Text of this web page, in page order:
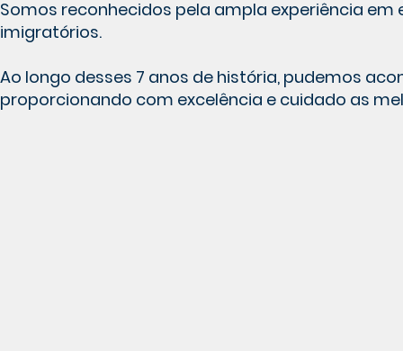
Somos reconhecidos pela ampla experiência
imigratórios.
Ao longo desses 7 anos de história, pudemos
proporcionando com excelência e cuidado as